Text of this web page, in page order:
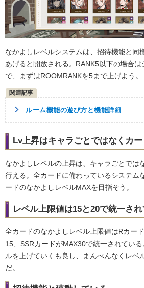
なかよしレベルシステムは、招待機能と同
あげると開放される。RANK5以下の場合
で、まずはROOMRANKを5まで上げよう。
ルーム機能の遊び方と機能詳細
Lv上昇はキャラごとではなくカー
なかよしレベルの上昇は、キャラごとでは
行える。全カードに備わっているシステム
ードのなかよしレベルMAXを目指そう。
レベル上限値は15と20で統一さ
全カードのなかよしレベル上限値はRカー
15、SSRカードがMAX30で統一されてい
ルを上げていくも良し、まんべんなくレベ
だ。